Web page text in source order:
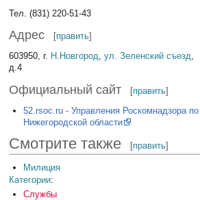
Тел. (831) 220-51-43
Адрес [править]
603950, г. Н.Новгород,ул. Зеленский съезд,
д.4
Официальный сайт [править]
52.rsoc.ru - Управления Роскомнадзора по
Нижегородской области
Смотрите также [править]
Милиция
Категории:
Службы